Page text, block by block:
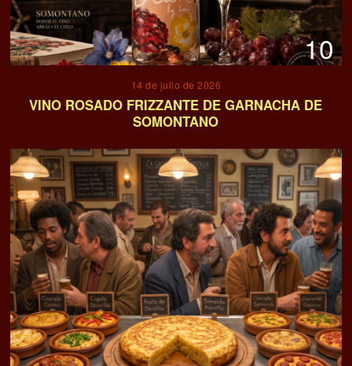
10
14 de julio de 2026
VINO ROSADO FRIZZANTE DE GARNACHA DE
SOMONTANO